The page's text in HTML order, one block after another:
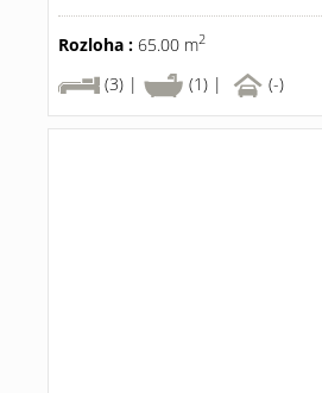
Rozloha : 65.00 m2
(3) |
(1) | (-)